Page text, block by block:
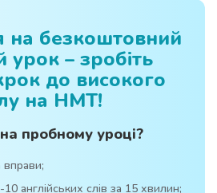
на безкоштовний
урок – зробіть
до високого
на НМТ!
пробному уроці?
вправи;
англійських слів за 15 хвилин;